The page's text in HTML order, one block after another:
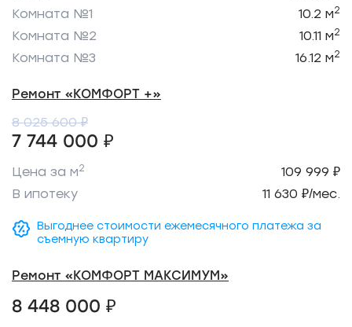
Комната №1 10.2 м2
Комната №2 10.11 м2
Комната №3 16.12 м2
Ремонт «КОМФОРТ +»
7 744 000 ₽
8 025 600 ₽
Цена за м2
109 999 ₽
В ипотеку
11 630 ₽/мес.
Выгоднее стоимости ежемесячного платежа за
съемную квартиру
Ремонт «КОМФОРТ МАКСИМУМ»
8 448 000 ₽